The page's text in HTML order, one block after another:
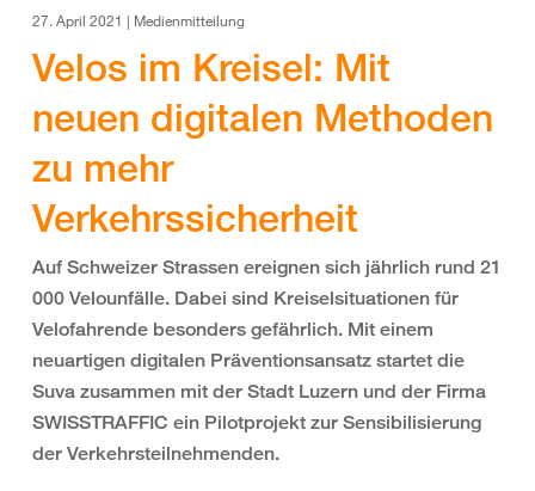
27. April 2021 | Medienmitteilung
Velos im Kreisel: Mit
neuen digitalen Methoden
zu mehr
Verkehrssicherheit
Auf Schweizer Strassen ereignen sich jährlich rund 21
000 Velounfälle. Dabei sind Kreiselsituationen für
Velofahrende besonders gefährlich. Mit einem
neuartigen digitalen Präventionsansatz startet die
Suva zusammen mit der Stadt Luzern und der Firma
SWISSTRAFFIC ein Pilotprojekt zur Sensibilisierung
der Verkehrsteilnehmenden.